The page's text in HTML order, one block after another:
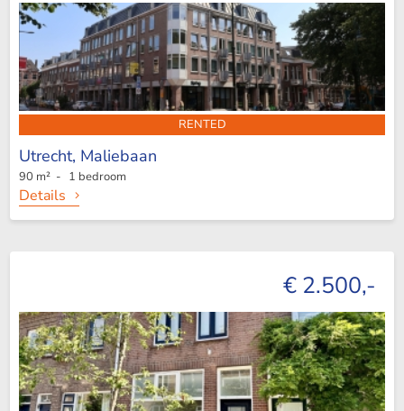
RENTED
Utrecht, Maliebaan
90 m² - 1 bedroom
Details
€ 2.500,-